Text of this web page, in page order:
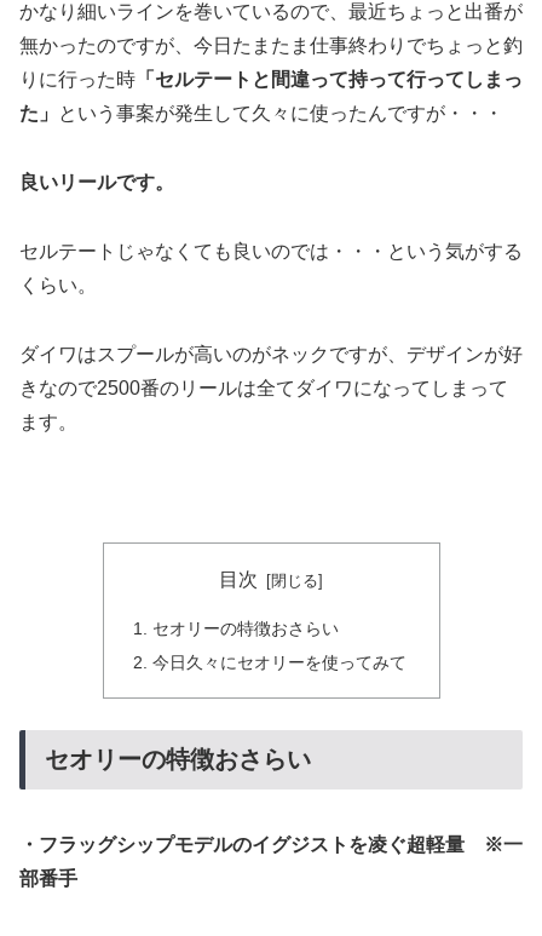
かなり細いラインを巻いているので、最近ちょっと出番が
無かったのですが、今日たまたま仕事終わりでちょっと釣
りに行った時 「セルテートと間違って持って行ってしまっ
た」
という事案が発生して久々に使ったんですが・・・
良いリールです。
セルテートじゃなくても良いのでは・・・という気がする
くらい。
ダイワはスプールが高いのがネックですが、デザインが好
きなので2500番のリールは全てダイワになってしまって
ます。
目次
セオリーの特徴おさらい
今日久々にセオリーを使ってみて
セオリーの特徴おさらい
・フラッグシップモデルのイグジストを凌ぐ超軽量 ※一
部番手